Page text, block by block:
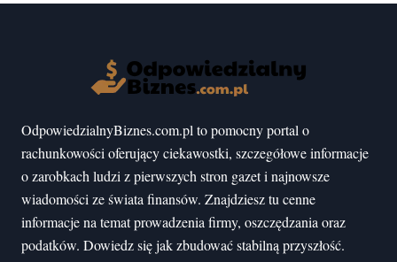
OdpowiedzialnyBiznes.com.pl to pomocny portal o
rachunkowości oferujący ciekawostki, szczegółowe informacje
o zarobkach ludzi z pierwszych stron gazet i najnowsze
wiadomości ze świata finansów. Znajdziesz tu cenne
informacje na temat prowadzenia firmy, oszczędzania oraz
podatków. Dowiedz się jak zbudować stabilną przyszłość.